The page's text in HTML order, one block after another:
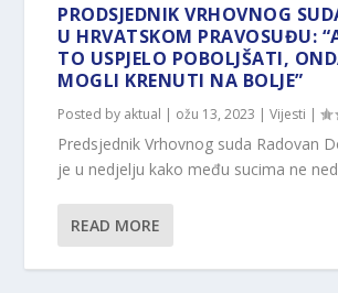
PRODSJEDNIK VRHOVNOG
U HRVATSKOM PRAVOSUĐU:
TO USPJELO POBOLJŠATI,
MOGLI KRENUTI NA BOLJE”
Posted by aktual | ožu 13, 2023 |Vijesti |
Predsjednik Vrhovnog suda Radovan
je u nedjelju kako među sucima ne
READ MORE